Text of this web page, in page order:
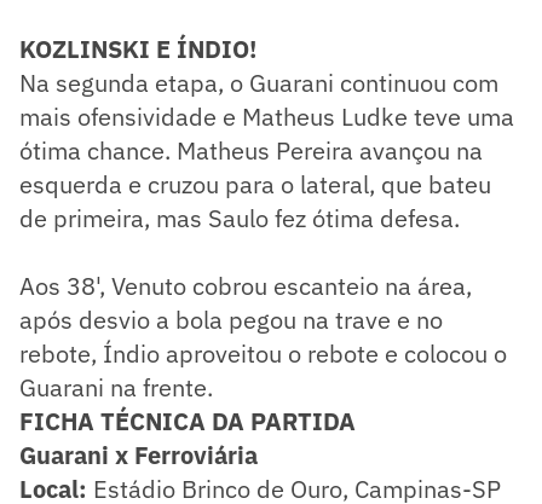
KOZLINSKI E ÍNDIO!
Na segunda etapa, o Guarani continuou com
mais ofensividade e Matheus Ludke teve uma
ótima chance. Matheus Pereira avançou na
esquerda e cruzou para o lateral, que bateu
de primeira, mas Saulo fez ótima defesa.
Aos 38', Venuto cobrou escanteio na área,
após desvio a bola pegou na trave e no
rebote, Índio aproveitou o rebote e colocou o
Guarani na frente.
FICHA TÉCNICA DA PARTIDA
Guarani x Ferroviária
Local: Estádio Brinco de Ouro, Campinas-SP